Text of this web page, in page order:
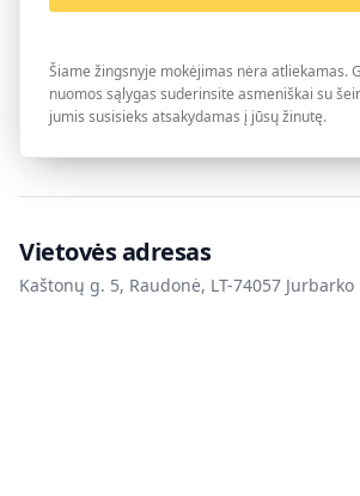
Šiame žingsnyje mokėjimas nėra atliekamas.
nuomos sąlygas suderinsite asmeniškai su
jumis susisieks atsakydamas į jūsų žinutę.
Vietovės adresas
Kaštonų g. 5, Raudonė, LT-74057 Jurbarko